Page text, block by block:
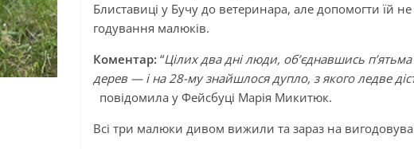
Блиставиці у Бучу до ветеринара, але допомогти їй
годування малюків.
Коментар: “Цілих два дні люди, об’єднавшись
дерев — і на 28-му знайшлося дупло, з якого ледве
повідомила у Фейсбуці Марія Микитюк.
Всі три малюки дивом вижили та зараз на